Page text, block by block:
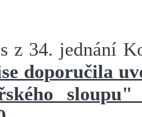
z 34. jednání
doporučila